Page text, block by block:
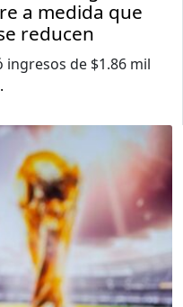
a medida que
reducen
de $1.86 mil